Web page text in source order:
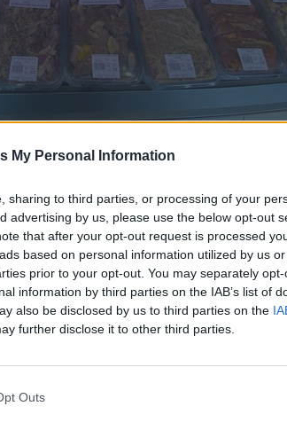
My Personal Information
sharing to third parties, or processing of your
advertising by us, please use the below opt-out
that after your opt-out request is processed
based on personal information utilized by us
prior to your opt-out. You may separately
information by third parties on the IAB’s list of
also be disclosed by us to third parties on the
further disclose it to other third parties.
Outs
εκλεκτά κρέατα και συνταγές
καθημερινά έναν μάγειρα στην